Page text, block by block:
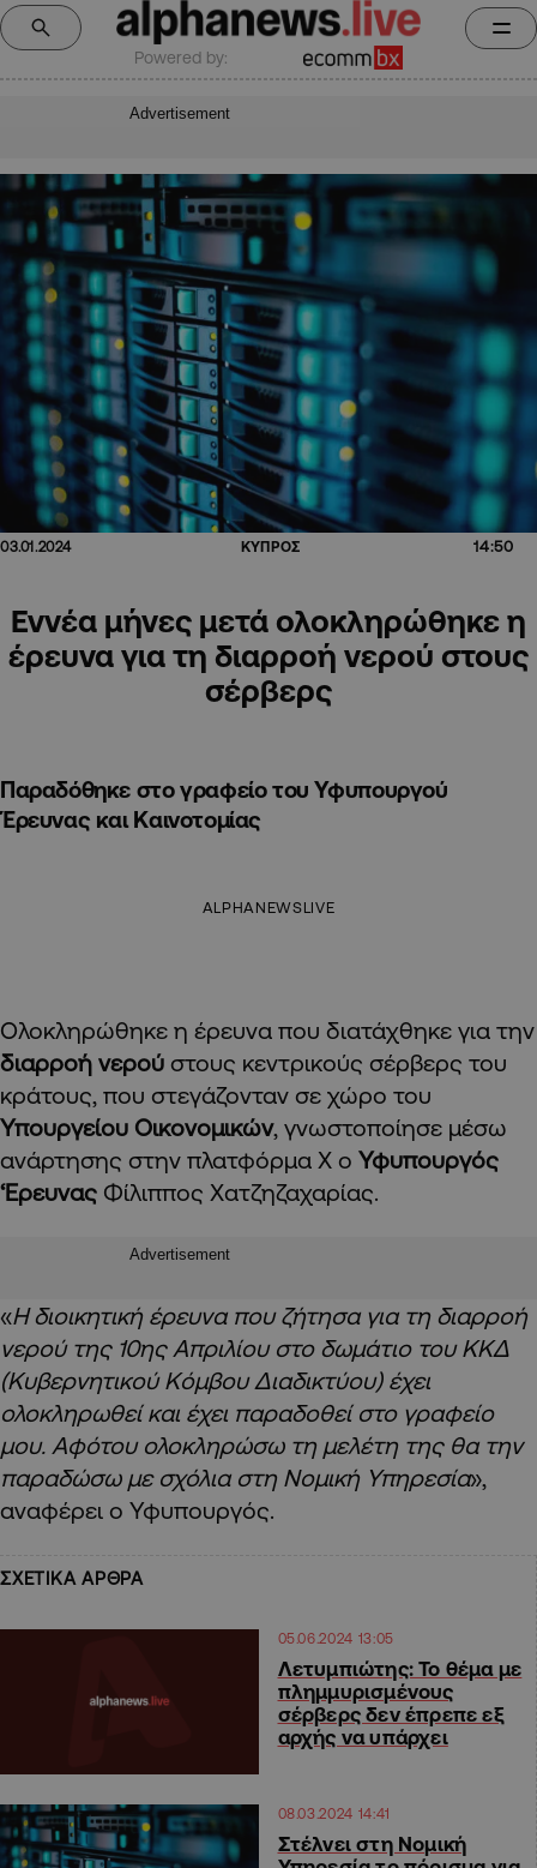
Powered by:
Advertisement
03.01.2024 ΚΥΠΡΟΣ 14:50
Εννέα μήνες μετά ολοκληρώθηκε η
έρευνα για τη διαρροή νερού στους
σέρβερς
Παραδόθηκε στο γραφείο του Υφυπουργού
Έρευνας και Καινοτομίας
ALPHANEWSLIVE
Ολοκληρώθηκε η έρευνα που διατάχθηκε για την
διαρροή νερού στους κεντρικούς σέρβερς του
κράτους, που στεγάζονταν σε χώρο του
Υπουργείου Οικονομικών, γνωστοποίησε μέσω
ανάρτησης στην πλατφόρμα Χ ο Υφυπουργός
‘Ερευνας Φίλιππος Χατζηζαχαρίας.
Advertisement
«Η διοικητική έρευνα που ζήτησα για τη διαρροή
νερού της 10ης Απριλίου στο δωμάτιο του ΚΚΔ
(Κυβερνητικού Κόμβου Διαδικτύου) έχει
ολοκληρωθεί και έχει παραδοθεί στο γραφείο
μου. Αφότου ολοκληρώσω τη μελέτη της θα την
παραδώσω με σχόλια στη Νομική Υπηρεσία»,
αναφέρει ο Υφυπουργός.
ΣΧΕΤΙΚΑ ΑΡΘΡΑ
05.06.2024 13:05
Λετυμπιώτης: Το θέμα με
πλημμυρισμένους
σέρβερς δεν έπρεπε εξ
αρχής να υπάρχει
08.03.2024 14:41
Στέλνει στη Νομική